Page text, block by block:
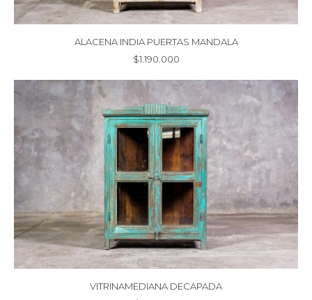
ALACENA INDIA PUERTAS MANDALA
$1.190.000
VITRINAMEDIANA DECAPADA